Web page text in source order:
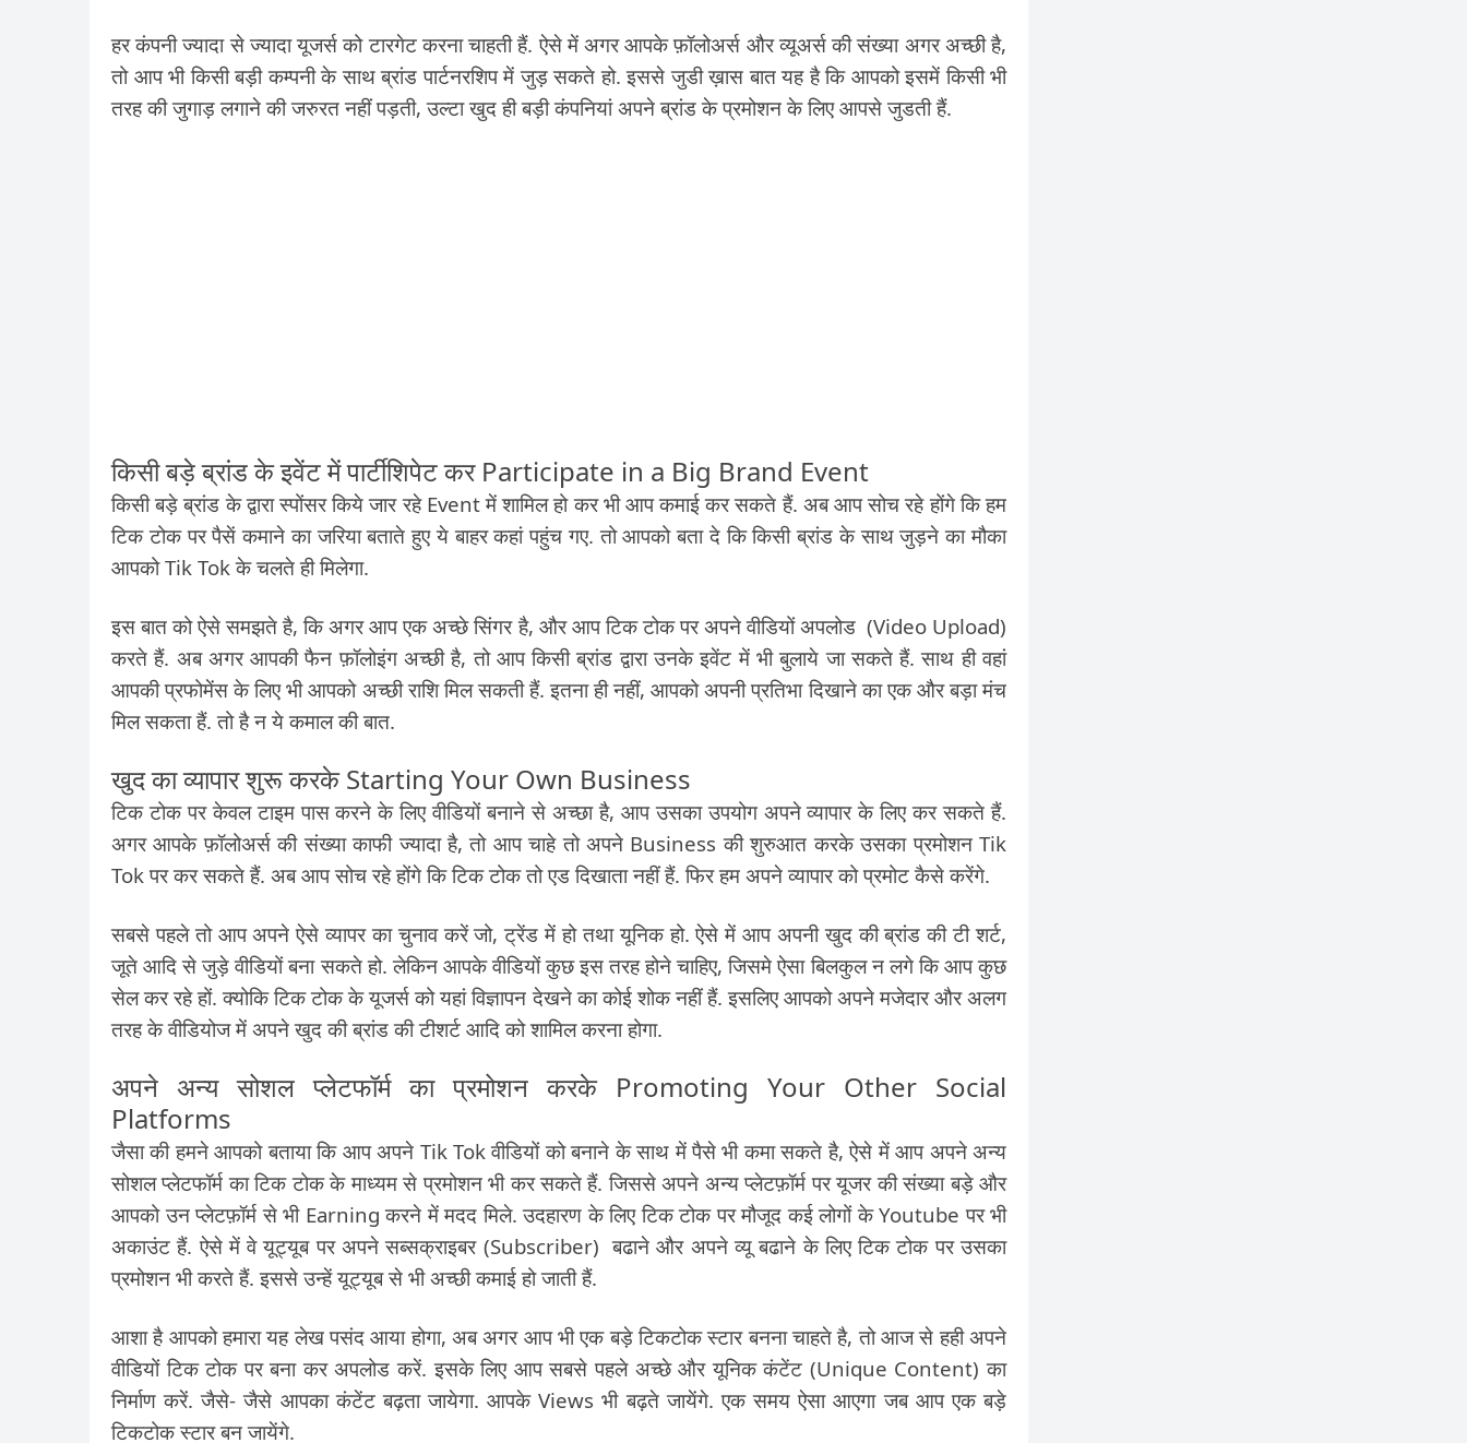
हर कंपनी ज्यादा से ज्यादा यूजर्स को टारगेट करना चाहती हैं. ऐसे में अगर आपके फ़ॉलोअर्स और व्यूअर्स की संख्या अगर अच्छी है,
तो आप भी किसी बड़ी कम्पनी के साथ ब्रांड पार्टनरशिप में जुड़ सकते हो. इससे जुडी ख़ास बात यह है कि आपको इसमें किसी भी
तरह की जुगाड़ लगाने की जरुरत नहीं पड़ती, उल्टा खुद ही बड़ी कंपनियां अपने ब्रांड के प्रमोशन के लिए आपसे जुडती हैं.
किसी बड़े ब्रांड के इवेंट में पार्टीशिपेट कर Participate in a Big Brand Event
किसी बड़े ब्रांड के द्वारा स्पोंसर किये जार रहे Event में शामिल हो कर भी आप कमाई कर सकते हैं. अब आप सोच रहे होंगे कि हम
टिक टोक पर पैसें कमाने का जरिया बताते हुए ये बाहर कहां पहुंच गए. तो आपको बता दे कि किसी ब्रांड के साथ जुड़ने का मौका
आपको Tik Tok के चलते ही मिलेगा.
इस बात को ऐसे समझते है, कि अगर आप एक अच्छे सिंगर है, और आप टिक टोक पर अपने वीडियों अपलोड (Video Upload)
करते हैं. अब अगर आपकी फैन फ़ॉलोइंग अच्छी है, तो आप किसी ब्रांड द्वारा उनके इवेंट में भी बुलाये जा सकते हैं. साथ ही वहां
आपकी प्रफोमेंस के लिए भी आपको अच्छी राशि मिल सकती हैं. इतना ही नहीं, आपको अपनी प्रतिभा दिखाने का एक और बड़ा मंच
मिल सकता हैं. तो है न ये कमाल की बात.
खुद का व्यापार शुरू करके Starting Your Own Business
टिक टोक पर केवल टाइम पास करने के लिए वीडियों बनाने से अच्छा है, आप उसका उपयोग अपने व्यापार के लिए कर सकते हैं.
अगर आपके फ़ॉलोअर्स की संख्या काफी ज्यादा है, तो आप चाहे तो अपने Business की शुरुआत करके उसका प्रमोशन Tik
Tok पर कर सकते हैं. अब आप सोच रहे होंगे कि टिक टोक तो एड दिखाता नहीं हैं. फिर हम अपने व्यापार को प्रमोट कैसे करेंगे.
सबसे पहले तो आप अपने ऐसे व्यापर का चुनाव करें जो, ट्रेंड में हो तथा यूनिक हो. ऐसे में आप अपनी खुद की ब्रांड की टी शर्ट,
जूते आदि से जुड़े वीडियों बना सकते हो. लेकिन आपके वीडियों कुछ इस तरह होने चाहिए, जिसमे ऐसा बिलकुल न लगे कि आप कुछ
सेल कर रहे हों. क्योकि टिक टोक के यूजर्स को यहां विज्ञापन देखने का कोई शोक नहीं हैं. इसलिए आपको अपने मजेदार और अलग
तरह के वीडियोज में अपने खुद की ब्रांड की टीशर्ट आदि को शामिल करना होगा.
अपने अन्य सोशल प्लेटफॉर्म का प्रमोशन करके Promoting Your Other Social
Platforms
जैसा की हमने आपको बताया कि आप अपने Tik Tok वीडियों को बनाने के साथ में पैसे भी कमा सकते है, ऐसे में आप अपने अन्य
सोशल प्लेटफॉर्म का टिक टोक के माध्यम से प्रमोशन भी कर सकते हैं. जिससे अपने अन्य प्लेटफ़ॉर्म पर यूजर की संख्या बड़े और
आपको उन प्लेटफ़ॉर्म से भी Earning करने में मदद मिले. उदहारण के लिए टिक टोक पर मौजूद कई लोगों के Youtube पर भी
अकाउंट हैं. ऐसे में वे यूट्यूब पर अपने सब्सक्राइबर (Subscriber) बढाने और अपने व्यू बढाने के लिए टिक टोक पर उसका
प्रमोशन भी करते हैं. इससे उन्हें यूट्यूब से भी अच्छी कमाई हो जाती हैं.
आशा है आपको हमारा यह लेख पसंद आया होगा, अब अगर आप भी एक बड़े टिकटोक स्टार बनना चाहते है, तो आज से हही अपने
वीडियों टिक टोक पर बना कर अपलोड करें. इसके लिए आप सबसे पहले अच्छे और यूनिक कंटेंट (Unique Content) का
निर्माण करें. जैसे- जैसे आपका कंटेंट बढ़ता जायेगा. आपके Views भी बढ़ते जायेंगे. एक समय ऐसा आएगा जब आप एक बड़े
टिकटोक स्टार बन जायेंगे.